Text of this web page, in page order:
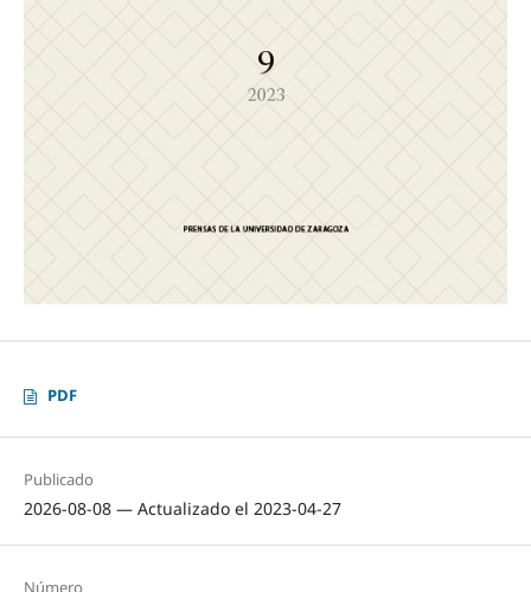
PDF
Publicado
2026-08-08 — Actualizado el 2023-04-27
Número